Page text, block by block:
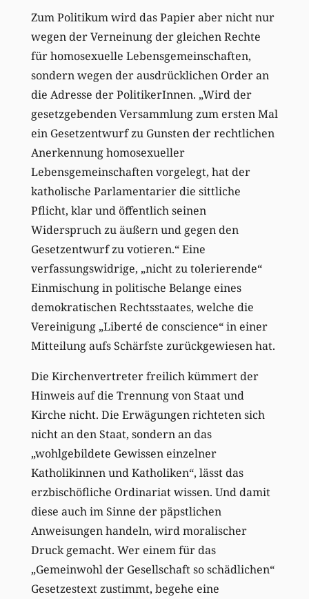
Zum Politikum wird das Papier aber nicht nur
wegen der Verneinung der gleichen Rechte
für homosexuelle Lebensgemeinschaften,
sondern wegen der ausdrücklichen Order an
die Adresse der PolitikerInnen. „Wird der
gesetzgebenden Versammlung zum ersten Mal
ein Gesetzentwurf zu Gunsten der rechtlichen
Anerkennung homosexueller
Lebensgemeinschaften vorgelegt, hat der
katholische Parlamentarier die sittliche
Pflicht, klar und öffentlich seinen
Widerspruch zu äußern und gegen den
Gesetzentwurf zu votieren.“ Eine
verfassungswidrige, „nicht zu tolerierende“
Einmischung in politische Belange eines
demokratischen Rechtsstaates, welche die
Vereinigung „Liberté de conscience“ in einer
Mitteilung aufs Schärfste zurückgewiesen hat.
Die Kirchenvertreter freilich kümmert der
Hinweis auf die Trennung von Staat und
Kirche nicht. Die Erwägungen richteten sich
nicht an den Staat, sondern an das
„wohlgebildete Gewissen einzelner
Katholikinnen und Katholiken“, lässt das
erzbischöfliche Ordinariat wissen. Und damit
diese auch im Sinne der päpstlichen
Anweisungen handeln, wird moralischer
Druck gemacht. Wer einem für das
„Gemeinwohl der Gesellschaft so schädlichen“
Gesetzestext zustimmt, begehe eine